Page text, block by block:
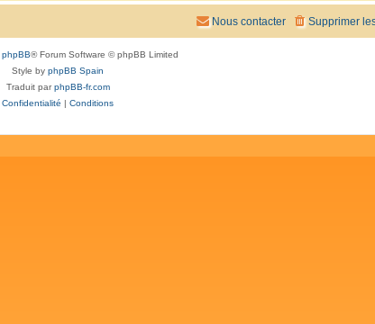
Supprimer
Nous contacter
phpBB® Forum Software © phpBB Limited
Style by phpBB Spain
Traduit parphpBB-fr.com
Confidentialité
Conditions